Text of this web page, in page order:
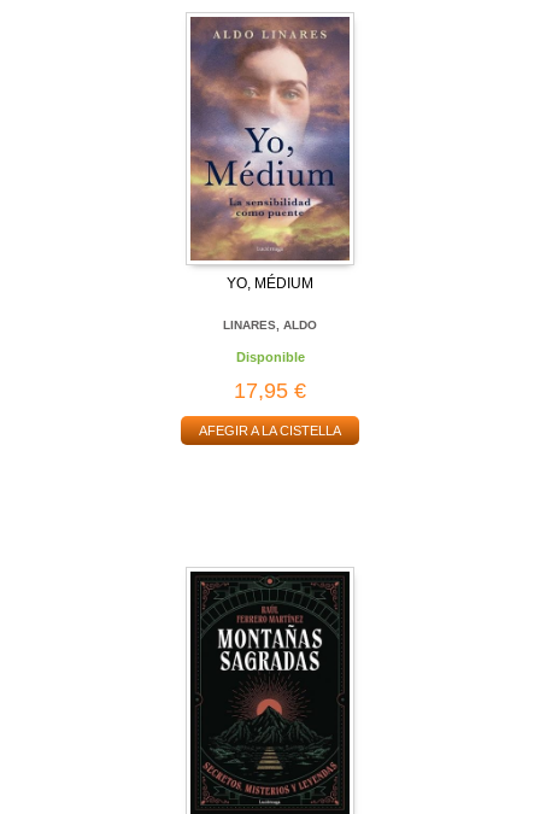
YO, MÉDIUM
LINARES, ALDO
Disponible
17,95 €
AFEGIR A LA CISTELLA